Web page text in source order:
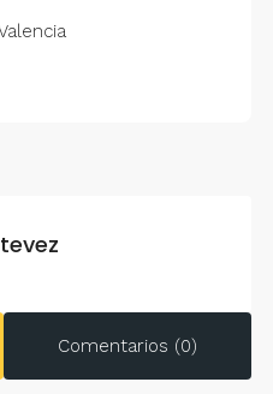
Comentarios (0)